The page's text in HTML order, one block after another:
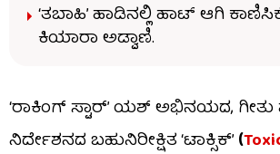
‘ತಬಾಹಿ’ ಹಾಡಿನಲ್ಲಿ ಹಾಟ್ ಆಗಿ
ಕಿಯಾರಾ ಅಡ್ವಾಣಿ.
‘ರಾಕಿಂಗ್ ಸ್ಟಾರ್’ ಯಶ್ ಅಭಿನಯದ,
ನಿರ್ದೇಶನದ ಬಹುನಿರೀಕ್ಷಿತ ‘ಟಾಕ್ಸಿಕ್’(